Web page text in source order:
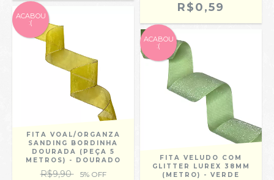
R$0,59
ACABOU
:(
FITA VOAL/ORGANZA
SANDING BORDINHA
DOURADA (PEÇA 5
METROS) - DOURADO
R$9,90 5% OFF
ACABOU
:(
FITA VELUDO COM
GLITTER LUREX 38MM
(METRO) - VERDE